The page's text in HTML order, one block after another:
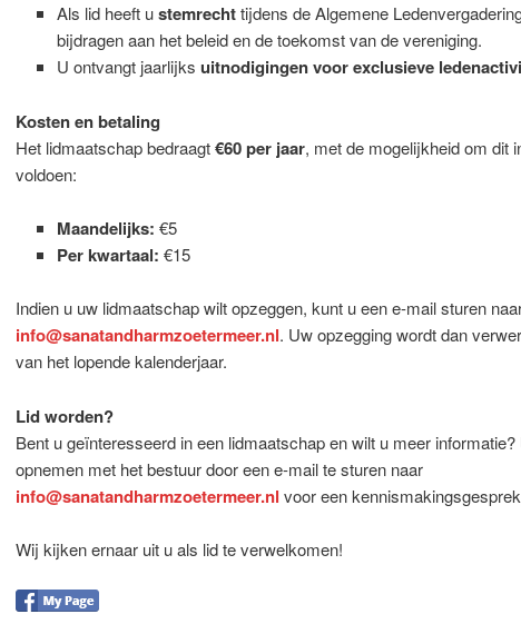
Als lid heeft ustemrechttijdens de Algemene
bijdragen aan het beleid en de toekomst van de vereniging.
U ontvangt jaarlijksuitnodigingen voor exclusieve
Kosten en betaling
Het lidmaatschap bedraagt€60 per jaar, met de mogelijkheid om dit
voldoen:
Maandelijks: €5
Per kwartaal: €15
Indien u uw lidmaatschap wilt opzeggen, kunt u een e-mail sturen
info@sanatandharmzoetermeer.nl. Uw opzegging wordt dan
van het lopende kalenderjaar.
Lid worden?
Bent u geïnteresseerd in een lidmaatschap en wilt u meer
opnemen met het bestuur door een e-mail te sturen naar
info@sanatandharmzoetermeer.nl voor een
Wij kijken ernaar uit u als lid te verwelkomen!